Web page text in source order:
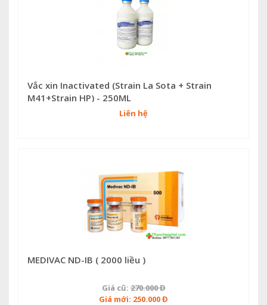
Vắc xin Inactivated (Strain La Sota + Strain
M41+Strain HP) - 250ML
Liên hệ
MEDIVAC ND-IB ( 2000 liều )
Giá cũ:270.000 Đ
Giá mới: 250.000 Đ